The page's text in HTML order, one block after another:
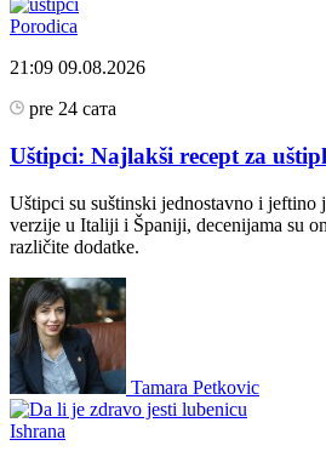
Porodica
21:09 09.08.2026
pre 24 сата
Uštipci: Najlakši recept za
Uštipci su suštinski jednostavno i
verzije u Italiji i Španiji, decenijama su
različite dodatke.
Tamara Petkovic
Ishrana